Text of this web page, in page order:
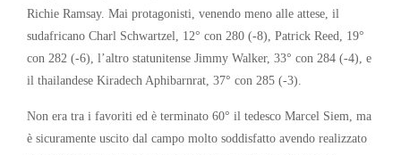
Richie Ramsay. Mai protagonisti, venendo meno alle attese, il
sudafricano Charl Schwartzel, 12° con 280 (-8), Patrick Reed, 19°
con 282 (-6), l’altro statunitense Jimmy Walker, 33° con 284 (-4), e
il thailandese Kiradech Aphibarnrat, 37° con 285 (-3).
Non era tra i favoriti ed è terminato 60° il tedesco Marcel Siem, ma
è sicuramente uscito dal campo molto soddisfatto avendo realizzato